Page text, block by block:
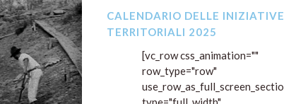
CALENDARIO DELLE INIZIATIVE
TERRITORIALI 2025
[vc_row css_animation="" row_type="row" use_row_as_full_screen_section="no" type="full_width" angled_section="no" text_align="left" background_image_as_pattern="without_pattern"][vc_column][vc_raw_html]JTNDcCUyMHN0eWxlJTNEJTIyZm9udC1zaXplJTNBJTIwMThweCUzQiUyMGxpbmUtaGVpZ2h0JTNBJTIwMS42JTNCJTIwbWF4LXdpZHRoJTNBJTIwODAwcHglM0IlMjBtYXJnaW4lM0ElMjAwJTIwYXV0byUyMDMwcHglMjBhdXRvJTNCJTIwdGV4dC1hbGlnbiUzQSUyMGNlbnRlciUzQiUyMiUzRSUwQSUyMCUyMEluJTIwb2NjYXNpb25lJTIwZGVsbCVFMiU4MCU5OSUzQ3N0cm9uZyUzRTgwJUMyJUIwJTIwYW5uaXZlcnNhcmlvJTIwZGVsbGElMjBsaWJlcmF6aW9uZSUyMGRhbCUyMG5hemlmYXNjaXNtbyUzQyUyRnN0cm9uZyUzRSUyQyUyMGRlbGxhJTIwJTNDc3Ryb25nJTNFcmluYXNjaXRhJTIwZGVtb2NyYXRpY2ElM0MlMkZzdHJvbmclM0UlMjBkZWwlMjBQYWVzZSUyMGUlMjBkZWxsYSUyMHJpYWZmZXJtYXppb25lJTIwZGVsJTIwdmFsb3JlJTIwZGVsbGElMjBDb29wZXJhemlvbmUlMkMlMjAlMEElMjAlMjAlM0NzdHJvbmclM0VGb25kYXppb25lJTIwSXZhbm8lMjBCYXJiZXJpbmklM0MlMkZzdHJvbmclM0UlMkMlMjAlM0NzdHJvbmclM0VGZWRlcmF6aW9uZSUyMGRlbGxlJTIwQ29vcGVyYXRpdmUlMjBkZWxsYSUyMFByb3ZpbmNpYSUyMGRpJTIwUmF2ZW5uYSUzQyUyRnN0cm9uZyUzRSUyMGUlMjAlM0NzdHJvbmclM0VDaXJjb2xvJTIwZGVpJTIwQ29vcGVyYXRvcmklMjBBUFMlM0MlMkZzdHJvbmclM0UlMjAlMEElMjAlMjBoYW5ubyUyMHByb21vc3NvJTIwdW4lMjByaWNjbyUyMGNhbGVuZGFyaW8lMjBkaSUyMGFwcHVudGFtZW50aSUyMHN1bCUyMHRlcnJpdG9yaW8uJTIwRGklMjBzZWd1aXRvJTIwbCVFMiU4MCU5OWVsZW5jbyUyMGNvbXBsZXRvJTIwZGVsbGUlMjBpbml6aWF0aXZlLiUwQSUzQyUyRnAlM0U=[/vc_raw_html][vc_raw_html]JTNDZGl2JTIwc3R5bGUlM0QlMjJtYXgtd2lkdGglM0ElMjAxMjAwcHglM0IlMjBtYXJnaW4lM0ElMjAwJTIwYXV0byUzQiUyMHBhZGRpbmclM0ElMjAyMHB4JTNCJTIwd2lkdGglM0ElMjAxMDAlMjUlM0IlMjIlM0UlMEElMjAlMjAlM0NoMyUyMHN0eWxlJTNEJTIybWFyZ2luLWJvdHRvbSUzQSUyMDE2cHglM0IlMjIlM0VDYWxlbmRhcmlvJTIwZXZlbnRpJTIwMjAyNSUzQyUyRmgzJTNFJTBBJTBBJTIwJTIwJTNDZGl2JTIwc3R5bGUlM0QlMjJvdmVyZmxvdy14JTNBJTIwYXV0byUzQiUyMiUzRSUwQSUyMCUyMCUyMCUyMCUzQ3RhYmxlJTIwc3R5bGUlM0QlMjJ3aWR0aCUzQSUyMDEwMCUyNSUzQiUyMG1heC13aWR0aCUzQSUyMDEwMCUyNSUzQiUyMGJvcmRlci1jb2xsYXBzZSUzQSUyMGNvbGxhcHNlJTNCJTIwZm9udC1zaXplJTNBJTIwMTRweCUzQiUyMiUzRSUwQSUyMCUyMCUyMCUyMCUyMCUyMCUzQ3RoZWFkJTIwc3R5bGUlM0QlMjJiYWNrZ3JvdW5kLWNvbG9yJTNBJTIwJTIzMWE1ZjhhJTNCJTIwY29sb3IlM0ElMjAlMjNmZmZmZmYlM0IlMjB0ZXh0LWFsaWduJTNBJTIwbGVmdCUzQiUyMiUzRSUwQSUyMCUyMCUyMCUyMCUyMCUyMCUyMCUyMCUzQ3RyJTNFJTBBJTIwJTIwJTIwJTIwJTIwJTIwJTIwJTIwJTIwJTIwJTNDdGglMjBzdHlsZSUzRCUyMnBhZGRpbmclM0ElMjAxMnB4JTNCJTIyJTNFRGF0YSUyMGUlMjBvcmElM0MlMkZ0aCUzRSUwQSUyMCUyMCUyMCUyMCUyMCUyMCUyMCUyMCUyMCUyMCUzQ3RoJTIwc3R5bGUlM0QlMjJwYWRkaW5nJTNBJTIwMTJweCUzQiUyMiUzRVRpcG9sb2dpYSUyMGV2ZW50byUzQyUyRnRoJTNFJTBBJTIwJTIwJTIwJTIwJTIwJTIwJTIwJTIwJTIwJTIwJTNDdGglMjBzdHlsZSUzRCUyMnBhZGRpbmclM0ElMjAxMnB4JTNCJTIyJTNFVGl0b2xvJTNDJTJGdGglM0UlMEElMjAlMjAlMjAlMjAlMjAlMjAlMjAlMjAlMjAlMjAlM0N0aCUyMHN0eWxlJTNEJTIycGFkZGluZyUzQSUyMDEycHglM0IlMjIlM0VMdW9nbyUzQyUyRnRoJTNFJTBBJTIwJTIwJTIwJTIwJTIwJTIwJTIwJTIwJTNDJTJGdHIlM0UlMEElMjAlMjAlMjAlMjAlMjAlMjAlM0MlMkZ0aGVhZCUzRSUwQSUyMCUyMCUyMCUyMCUyMCUyMCUzQ3Rib2R5JTNFJTBBJTIwJTIwJTIwJTIwJTIwJTIwJTIwJTIwJTNDJTIxLS0lMjBTZXR0ZW1icmUlMjAyMDI1JTIwLS0lM0UlMEElMjAlMjAlMjAlMjAlMjAlMjAlMjAlMjAlM0N0ciUyMHN0eWxlJTNEJTIyYmFja2dyb3VuZCUzQSUyM2VhZjRmYiUzQiUyMGNvbG9yJTNBJTIzMWE1ZjhhJTNCJTIwZm9udC13ZWlnaHQlM0Fib2xkJTNCJTIwZm9udC1zaXplJTNBMTZweCUzQiUyMHRleHQtYWxpZ24lM0FsZWZ0JTNCJTIyJTNFJTBBJTIwJTIwJTIwJTIwJTIwJTIwJTIwJTIwJTIwJTIwJTNDdGQlMjBjb2xzcGFuJTNEJTIyNCUyMiUyMHN0eWxlJTNEJTIycGFkZGluZyUzQTEycHglM0IlMjIlM0VTZXR0ZW1icmUlMjAyMDI1JTNDJTJGdGQlM0UlMEElMjAlMjAlMjAlMjAlMjAlMjAlMjAlMjAlM0MlMkZ0ciUzRSUwQSUyMCUyMCUyMCUyMCUyMCUyMCUyMCUyMCUzQ3RyJTIwc3R5bGUlM0QlMjJiYWNrZ3JvdW5kLWNvbG9yJTNBJTIwJTIzZmZmZmZmJTNCJTIyJTNFJTBBJTIwJTIwJTIwJTIwJTIwJTIwJTIwJTIwJTIwJTIwJTNDdGQlM0UlM0NzdHJvbmclM0UwNiUyRjA5JTJGMjAyNSUzQyUyRnN0cm9uZyUzRSUzQyUyRnRkJTNFJTBBJTIwJTIwJTIwJTIwJTIwJTIwJTIwJTIwJTIwJTIwJTNDdGQlM0UlM0NlbSUzRVZpc2l0YSUyMGd1aWRhdGElM0MlMkZlbSUzRSUzQyUyRnRkJTNFJTBBJTIwJTIwJTIwJTIwJTIwJTIwJTIwJTIwJTIwJTIwJTNDdGQlM0UlM0NzdHJvbmclM0VWaXNpdGElMjBhbGwlMjdpc29sYSUyMGRlZ2xpJTIwU3BpbmFyb25pJTIwZSUyMHBpYWxsYXNzYSUyMGRpJTIwUmF2ZW5uYSUyMCUyOEZvc3NhdG9uZSUyOSUzQyUyRnN0cm9uZyUzRSUzQyUyRnRkJTNFJTBBJTIwJTIwJTIwJTIwJTIwJTIwJTIwJTIwJTIwJTIwJTNDdGQlM0VJc29sYSUyMGRlZ2xpJTIwU3BpbmFyb25pJTNDJTJGdGQlM0UlMEElMjAlMjAlMjAlMjAlMjAlMjAlMjAlMjAlM0MlMkZ0ciUzRSUwQSUwQSUyMCUyMCUyMCUyMCUyMCUyMCUyMCUyMCUzQyUyMS0tJTIwT3R0b2JyZSUyMDIwMjUlMjAtLSUzRSUwQSUyMCUyMCUyMCUyMCUyMCUyMCUyMCUyMCUzQ3RyJTIwc3R5bGUlM0QlMjJiYWNrZ3JvdW5kJTNBJTIzZWFmNGZiJTNCJTIwY29sb3IlM0ElMjMxYTVmOGElM0IlMjBmb250LXdlaWdodCUzQWJvbGQlM0IlMjBmb250LXNpemUlM0ExNnB4JTNCJTIwdGV4dC1hbGlnbiUzQWxlZnQlM0IlMjIlM0UlMEElMjAlMjAlMjAlMjAlMjAlMjAlMjAlMjAlMjAlMjAlM0N0ZCUyMGNvbHNwYW4lM0QlMjI0JTIyJTIwc3R5bGUlM0QlMjJwYWRkaW5nJTNBMTJweCUzQiUyMiUzRU90dG9icmUlMjAyMDI1JTNDJTJGdGQlM0UlMEElMjAlMjAlMjAlMjAlMjAlMjAlMjAlMjAlM0MlMkZ0ciUzRSUwQSUyMCUyMCUyMCUyMCUyMCUyMCUyMCUyMCUzQ3RyJTIwc3R5bGUlM0QlMjJiYWNrZ3JvdW5kLWNvbG9yJTNBJTIwJTIzZjlmOWY5JTNCJTIyJTNFJTBBJTIwJTIwJTIwJTIwJTIwJTIwJTIwJTIwJTIwJTIwJTNDdGQlM0UlM0NzdHJvbmclM0UxNyUyRjEwJTJGMjAyNSUyMCVFMiU4MCU5MyUyMDE2JTJDMzAlM0MlMkZzdHJvbmclM0UlM0MlMkZ0ZCUzRSUwQSUyMCUyMCUyMCUyMCUyMCUyMCUyMCUyMCUyMCUyMCUzQ3RkJTNFJTNDZW0lM0VQcmVzZW50LiUyMExpYnJvJTNDJTJGZW0lM0UlM0MlMkZ0ZCUzRSUwQSUyMCUyMCUyMCUyMCUyMCUyMCUyMCUyMCUyMCUyMCUzQ3RkJTNFJTNDc3Ryb25nJTNFJTNDYSUyMGhyZWYlM0QlMjJodHRwcyUzQSUyRiUyRnd3dy5mZWRlcmF6aW9uZWNvb3AucmEuaXQlMkYyMDI1JTJGMTAlMkYxNyUyRnByZXNlbnRhemlvbmUtZGVsLWxpYnJvLWRpLWd1aWRvLWNlcm9uaSUyRiUyMiUyMHN0eWxlJTNEJTIyY29sb3IlM0ElMjMxYTVmOGElM0IlMjB0ZXh0LWRlY29yYXRpb24lM0F1bmRlcmxpbmUlM0IlMjIlMjB0YXJnZXQlM0QlMjJfYmxhbmslMjIlM0VPcmElMjBlJTIwc2VtcHJlLiUyMFN0b3JpZSUyMGRhbGxhJTIwcmVzaXN0ZW56YSUyQyUyMGRpJTIwR3VpZG8lMjBDZXJvbmklMjAtJTIwRGFuaWxvJTIwTW9udGFuYXJpJTIwRWRpdG9yZSUyMCUyODIwMjQlMjklM0MlMkZhJTNFJTNDJTJGc3Ryb25nJTNFJTNDJTJGdGQlM0UlMEElMjAlMjAlMjAlMjAlMjAlMjAlMjAlMjAlMjAlMjAlM0N0ZCUzRUZhdHRvcmlhJTIwR3VpY2Npb2xpJTIwLSUyMENhcGFubm9uaSUyMEdlbWVsbGklMkMlMjBWaWElMjBNYW5kcmlvbGUlMkMlMjAyODYlMjAtJTIwTWFuZHJpb2xlJTIwJTI4UkElMjklM0MlMkZ0ZCUzRSUwQSUyMCUyMCUyMCUyMCUyMCUyMCUyMCUyMCUzQyUyRnRyJTNFJTBBJTIwJTIwJTIwJTIwJTIwJTIwJTIwJTIwJTNDdHIlMjBzdHlsZSUzRCUyMmJhY2tncm91bmQtY29sb3IlM0ElMjAlMjNmZmZmZmYlM0IlMjIlM0UlMEElMjAlMjAlMjAlMjAlMjAlMjAlMjAlMjAlMjAlMjAlM0N0ZCUzRSUzQ3N0cm9uZyUzRURhbCUyMDI0JTJGMTAlMjBhbCUyMDE4JTJGMTElMkYyMDI1JTNDJTJGc3Ryb25nJTNFJTNDJTJGdGQlM0UlMEElMjAlMjAlMjAlMjAlMjAlMjAlMjAlMjAlMjAlMjAlM0N0ZCUzRSUzQ2VtJTNFTW9zdHJhJTIwZm90b2dyYWZpY2ElM0MlMkZlbSUzRSUzQyUyRnRkJTNFJTBBJTIwJTIwJTIwJTIwJTIwJTIwJTIwJTIwJTIwJTIwJTNDdGQlM0UlM0NzdHJvbmclM0UlM0NhJTIwaHJlZiUzRCUyMmh0dHBzJTNBJTJGJTJGd3d3LmZlZGVyYXppb25lY29vcC5yYS5pdCUyRjIwMjUlMkYxMCUyRjIzJTJGaW5hdWd1cmF6aW9uZS1tb3N0cmEtZm90b2dyYWZpY2ElMkYlMjIlMjBzdHlsZSUzRCUyMmNvbG9yJTNBJTIzMWE1ZjhhJTNCJTIwdGV4dC1kZWNvcmF0aW9uJTNBdW5kZXJsaW5lJTNCJTIyJTIwdGFyZ2V0JTNEJTIyX2JsYW5rJTIyJTNFRG9ubmUlMjBuZWxsYSUyMFJlc2lzdGVuemElMjBSYXZlbm5hdGUuJTIwSW1tYWdpbmklMjBkYWxsJUUyJTgwJTk5QXJjaGl2aW8lMjBGb3RvZ3JhZmljbyUyMGRlbGwlRTIlODAlOTlJc3RpdHV0byUyMHN0b3JpY28lMjBkaSUyMFJhdmVubmElMjAtJTIwYSUyMGN1cmElMjBkaSUyMEcuQy4lMjBBTlBJJTIwZGklMjBCYWduYWNhdmFsbG8lM0MlMkZhJTNFJTNDJTJGc3Ryb25nJTNFJTNDJTJGdGQlM0UlMEElMjAlMjAlMjAlMjAlMjAlMjAlMjAlMjAlMjAlMjAlM0N0ZCUzRVBhbGF6em8lMjBTZWRlJTIwTW92aW1lbnRvJTIwQ29vcGVyYXRpdm8lMkMlMjBWaWElMjBGYWVudGluYSUyQyUyMDEwNiUyMC0lMjBSYXZlbm5hJTNDJTJGdGQlM0UlMEElMjAlMjAlMjAlMjAlMjAlMjAlMjAlMjAlM0MlMkZ0ciUzRSUwQSUyMCUyMCUyMCUyMCUyMCUyMCUyMCUyMCUzQ3RyJTIwc3R5bGUlM0QlMjJiYWNrZ3JvdW5kLWNvbG9yJTNBJTIwJTIzZjlmOWY5JTNCJTIyJTNFJTBBJTIwJTIwJTIwJTIwJTIwJTIwJTIwJTIwJTIwJTIwJTNDdGQlM0UlM0NzdHJvbmclM0UyNCUyRjEwJTJGMjAyNSUyMCVFMiU4MCU5MyUyMDE2JTJDMzAlM0MlMkZzdHJvbmclM0UlM0MlMkZ0ZCUzRSUwQSUyMCUyMCUyMCUyMCUyMCUyMCUyMCUyMCUyMCUyMCUzQ3RkJTNFJTNDZW0lM0VQcm9pZXppb25lJTIwRmlsbSUzQyUyRmVtJTNFJTNDJTJGdGQlM0UlMEElMjAlMjAlMjAlMjAlMjAlMjAlMjAlMjAlMjAlMjAlM0N0ZCUzRSUzQ3N0cm9uZyUzRSUzQ2ElMjBocmVmJTNEJTIyaHR0cHMlM0ElMkYlMkZ3d3cuZmVkZXJhemlvbmVjb29wLnJhLml0JTJGMjAyNSUyRjEwJTJGMjMlMkZwcm9pZXppb25lLWRlbC1maWxtLWxhLWJ1Y2ElMkYlMjIlMjBzdHlsZSUzRCUyMmNvbG9yJTNBJTIzMWE1ZjhhJTNCJTIwdGV4dC1kZWNvcmF0aW9uJTNBdW5kZXJsaW5lJTNCJTIyJTIwdGFyZ2V0JTNEJTIyX2JsYW5rJTIyJTNFTGElMjBCdWNhJTJDJTIwZGlyZXR0byUyMGRhJTIwVmFsZXJpbyUyME1vbnRlbXVycm8lMjBzdSUyMHNvZ2dldHRvJTIwZGklMjBJdmFubyUyMEFydGlvbGklM0MlMkZhJTNFJTNDJTJGc3Ryb25nJTNFJTNDJTJGdGQlM0UlMEElMjAlMjAlMjAlMjAlMjAlMjAlMjAlMjAlMjAlMjAlM0N0ZCUzRVNhbGElMjBOdWxsbyUyMEJhbGRpbmklMkMlMjBQYWxhenpvJTIwU2VkZSUyME1vdmltZW50byUyMENvb3BlcmF0aXZvJTJDJTIwVmlhJTIwRmFlbnRpbmElMkMlMjAxMDYlMjAtJTIwUmF2ZW5uYSUzQyUyRnRkJTNFJTBBJTIwJTIwJTIwJTIwJTIwJTIwJTIwJTIwJTNDJTJGdHIlM0UlMEElMjAlMjAlMjAlMjAlMjAlMjAlMjAlMjAlM0N0ciUyMHN0eWxlJTNEJTIyYmFja2dyb3VuZC1jb2xvciUzQSUyMCUyM2ZmZmZmZiUzQiUyMiUzRSUwQSUyMCUyMCUyMCUyMCUyMCUyMCUyMCUyMCUyMCUyMCUzQ3RkJTNFJTNDc3Ryb25nJTNFMjglMkYxMCUyRjIwMjUlMjAlRTIlODAlOTMlMjAyMCUyQzAwJTNDJTJGc3Ryb25nJTNFJTNDJTJGdGQlM0UlMEElMjAlMjAlMjAlMjAlMjAlMjAlMjAlMjAlMjAlMjAlM0N0ZCUzRSUzQ2VtJTNFUHJvaWV6aW9uZSUyMEZpbG0lM0MlMkZlbSUzRSUzQyUyRnRkJTNFJTBBJTIwJTIwJTIwJTIwJTIwJTIwJTIwJTIwJTIwJTIwJTNDdGQlM0UlM0NzdHJvbmclM0UlM0NhJTIwaHJlZiUzRCUyMmh0dHBzJTNBJTJGJTJGd3d3LmZlZGVyYXppb25lY29vcC5yYS5pdCUyRjIwMjUlMkYxMCUyRjI3JTJGcHJvaWV6aW9uZS1kZWwtZmlsbS1sYWduZXNlLXZhLWEtbW9yaXJlJTJGJTIyJTIwc3R5bGUlM0QlMjJjb2xvciUzQSUyMzFhNWY4YSUzQiUyMHRleHQtZGVjb3JhdGlvbiUzQXVuZGVybGluZSUzQiUyMiUyMHRhcmdldCUzRCUyMl9ibGFuayUyMiUzRUwlMjdBZ25lc2UlMjB2YSUyMGElMjBtb3JpcmUlMkMlMjBkaXJldHRvJTIwZGElMjBHaXVsaWFubyUyME1vbnRhbGRvJTNDJTJGYSUzRSUzQyUyRnN0cm9uZyUzRSUzQyUyRnRkJTNFJTBBJTIwJTIwJTIwJTIwJTIwJTIwJTIwJTIwJTIwJTIwJTNDdGQlM0VTYWxhJTIwTnVsbG8lMjBCYWxkaW5pJTJDJTIwUGFsYXp6byUyMFNlZGUlMjBNb3ZpbWVudG8lMjBDb29wZXJhdGl2byUyQyUyMFZpYSUyMEZhZW50aW5hJTJDJTIwMTA2JTIwLSUyMFJBJTNDJTJGdGQlM0UlMEElMjAlMjAlMjAlMjAlMjAlMjAlMjAlMjAlM0MlMkZ0ciUzRSUwQSUwQSUyMCUyMCUyMCUyMCUyMCUyMCUyMCUyMCUzQyUyMS0tJTIwTm92ZW1icmUlMjAyMDI1JTIwLS0lM0UlMEElMjAlMjAlMjAlMjAlMjAlMjAlMjAlMjAlM0N0ciUyMHN0eWxlJTNEJTIyYmFja2dyb3VuZCUzQSUyM2VhZjRmYiUzQiUyMGNvbG9yJTNBJTIzMWE1ZjhhJTNCJTIwZm9udC13ZWlnaHQlM0Fib2xkJTNCJTIwZm9udC1zaXplJTNBMTZweCUzQiUyMHRleHQtYWxpZ24lM0FsZWZ0JTNCJTIyJTNFJTBBJTIwJTIwJTIwJTIwJTIwJTIwJTIwJTIwJTIwJTIwJTNDdGQlMjBjb2xzcGFuJTNEJTIyNCUyMiUyMHN0eWxlJTNEJTIycGFkZGluZyUzQTEycHglM0IlMjIlM0VOb3ZlbWJyZSUyMDIwMjUlM0MlMkZ0ZCUzRSUwQSUyMCUyMCUyMCUyMCUyMCUyMCUyMCUyMCUzQyUyRnRyJTNFJTBBJTIwJTIwJTIwJTIwJTIwJTIwJTIwJTIwJTNDdHIlMjBzdHlsZSUzRCUyMmJ